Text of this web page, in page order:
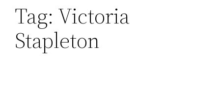
Tag: Victoria
Stapleton